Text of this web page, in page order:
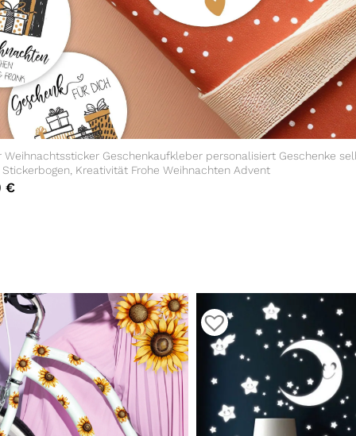
Weihnachtssticker Geschenkaufkleber personalisiert Geschenke
Kreativität Frohe Weihnachten Advent
€